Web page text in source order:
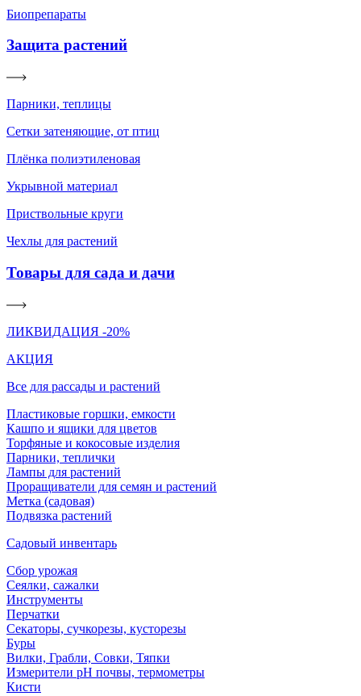
Биопрепараты
Защита растений
Парники, теплицы
Сетки затеняющие, от птиц
Плёнка полиэтиленовая
Укрывной материал
Приствольные круги
Чехлы для растений
Товары для сада и дачи
ЛИКВИДАЦИЯ -20%
АКЦИЯ
Все для рассады и растений
Пластиковые горшки, емкости
Кашпо и ящики для цветов
Торфяные и кокосовые изделия
Парники, теплички
Лампы для растений
Проращиватели для семян и растений
Метка (садовая)
Подвязка растений
Садовый инвентарь
Сбор урожая
Сеялки, сажалки
Инструменты
Перчатки
Секаторы, сучкорезы, кусторезы
Буры
Вилки, Грабли, Совки, Тяпки
Измерители pH почвы, термометры
Кисти